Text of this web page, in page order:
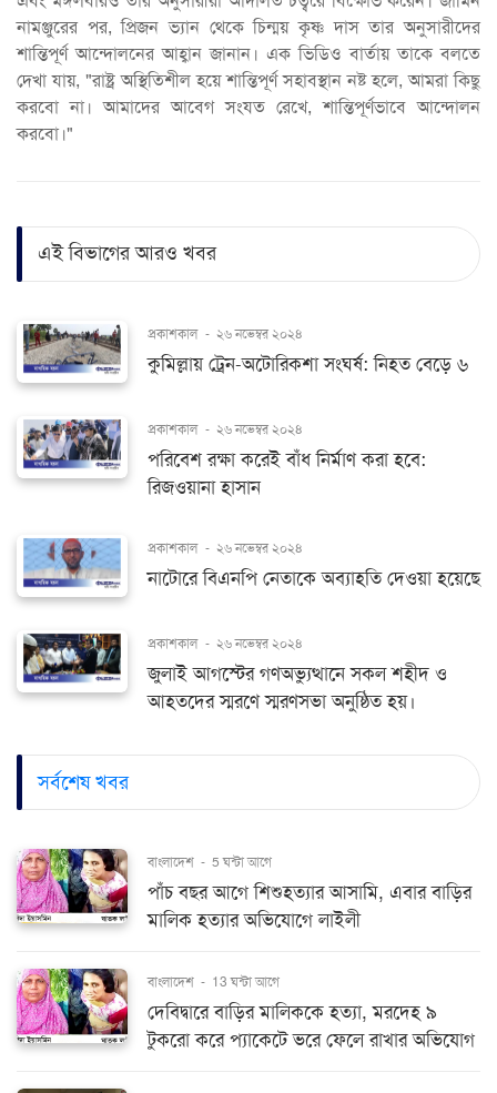
নামঞ্জুরের পর, প্রিজন ভ্যান থেকে চিন্ময় কৃষ্ণ দাস তার অনুসারীদের
শান্তিপূর্ণ আন্দোলনের আহ্বান জানান। এক ভিডিও বার্তায় তাকে বলতে
দেখা যায়, "রাষ্ট্র অস্থিতিশীল হয়ে শান্তিপূর্ণ সহাবস্থান নষ্ট হলে, আমরা কিছু
করবো না। আমাদের আবেগ সংযত রেখে, শান্তিপূর্ণভাবে আন্দোলন
করবো।"
এই বিভাগের আরও খবর
প্রকাশকাল - ২৬ নভেম্বর ২০২৪
কুমিল্লায় ট্রেন-অটোরিকশা সংঘর্ষ: নিহত বেড়ে ৬
প্রকাশকাল - ২৬ নভেম্বর ২০২৪
পরিবেশ রক্ষা করেই বাঁধ নির্মাণ করা হবে:
রিজওয়ানা হাসান
প্রকাশকাল - ২৬ নভেম্বর ২০২৪
নাটোরে বিএনপি নেতাকে অব্যাহতি দেওয়া হয়েছে
প্রকাশকাল - ২৬ নভেম্বর ২০২৪
জুলাই আগস্টের গণঅভ্যুত্থানে সকল শহীদ ও
আহতদের স্মরণে স্মরণসভা অনুষ্ঠিত হয়।
সর্বশেষ খবর
বাংলাদেশ - 5 ঘন্টা আগে
পাঁচ বছর আগে শিশুহত্যার আসামি, এবার বাড়ির
মালিক হত্যার অভিযোগে লাইলী
বাংলাদেশ - 13 ঘন্টা আগে
দেবিদ্বারে বাড়ির মালিককে হত্যা, মরদেহ ৯
টুকরো করে প্যাকেটে ভরে ফেলে রাখার অভিযোগ